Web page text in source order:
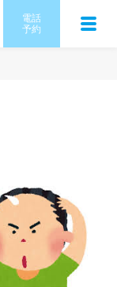
電話
予約